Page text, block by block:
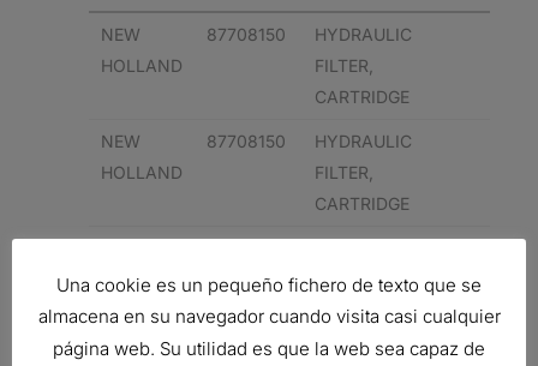
NEW
HOLLAND
87708150
HYDRAULIC
FILTER,
CARTRIDGE
NEW
HOLLAND
87708150
HYDRAULIC
FILTER,
CARTRIDGE
HOLLAND
FILTER,
CARTRIDGE
NEW
87395844
HYDRAULIC
Una cookie es un pequeño fichero de texto que se
almacena en su navegador cuando visita casi cualquier
página web. Su utilidad es que la web sea capaz de